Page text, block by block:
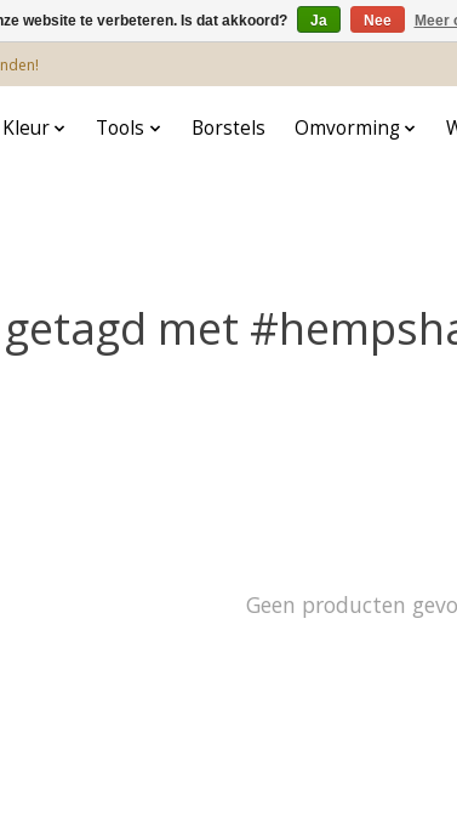
Kleur Tools Borstels Omvorming
met
Geen producten
website te verbeteren. Is dat akkoord? Ja Nee Meer